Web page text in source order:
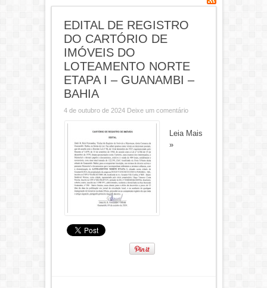
EDITAL DE REGISTRO
DO CARTÓRIO DE
IMÓVEIS DO
LOTEAMENTO NORTE
ETAPA I – GUANAMBI –
BAHIA
4 de outubro de 2024 Deixe um comentário
Leia Mais
»